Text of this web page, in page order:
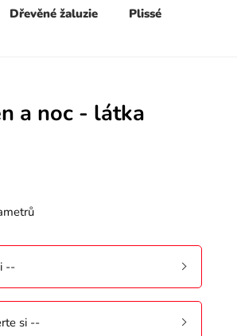
Dřevěné žaluzie
Plissé
a noc - látka
--
si --